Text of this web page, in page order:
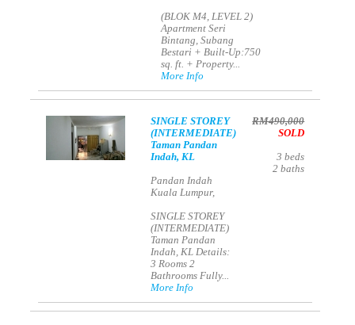
(BLOK M4, LEVEL 2)
Apartment Seri
Bintang, Subang
Bestari + Built-Up:750
sq. ft. + Property...
More Info
SINGLE STOREY
(INTERMEDIATE)
Taman Pandan
Indah, KL
Pandan Indah
Kuala Lumpur,
SINGLE STOREY
(INTERMEDIATE)
Taman Pandan
Indah, KL Details:
3 Rooms 2
Bathrooms Fully...
More Info
RM490,000
SOLD
3 beds
2 baths